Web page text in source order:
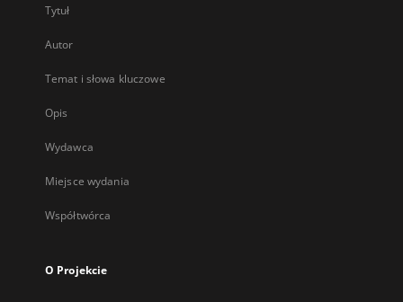
Tytuł
Autor
Temat i słowa kluczowe
Opis
Wydawca
Miejsce wydania
Współtwórca
O Projekcie